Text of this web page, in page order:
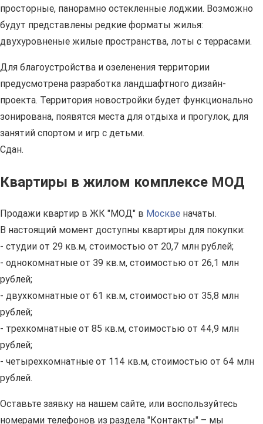
просторные, панорамно остекленные лоджии. Возможно
будут представлены редкие форматы жилья:
двухуровненые жилые пространства, лоты с террасами.
Для благоустройства и озеленения территории
предусмотрена разработка ландшафтного дизайн-
проекта. Территория новостройки будет функционально
зонирована, появятся места для отдыха и прогулок, для
занятий спортом и игр с детьми.
Сдан.
Квартиры в жилом комплексе МОД
Продажи квартир в ЖК "МОД" в Москве начаты.
В настоящий момент доступны квартиры для покупки:
- студии от 29 кв.м, стоимостью от 20,7 млн рублей;
- однокомнатные от 39 кв.м, стоимостью от 26,1 млн
рублей;
- двухкомнатные от 61 кв.м, стоимостью от 35,8 млн
рублей;
- трехкомнатные от 85 кв.м, стоимостью от 44,9 млн
рублей;
- четырехкомнатные от 114 кв.м, стоимостью от 64 млн
рублей.
Оставьте заявку на нашем сайте, или воспользуйтесь
номерами телефонов из раздела "Контакты" – мы